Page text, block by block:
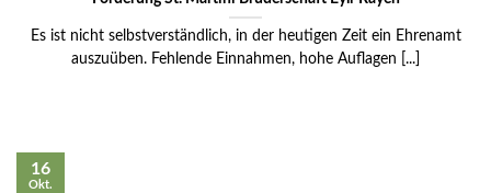
Es ist nicht selbstverständlich, in der heutigen Zeit ein Ehrenamt
auszuüben. Fehlende Einnahmen, hohe Auflagen [...]
16
Okt.